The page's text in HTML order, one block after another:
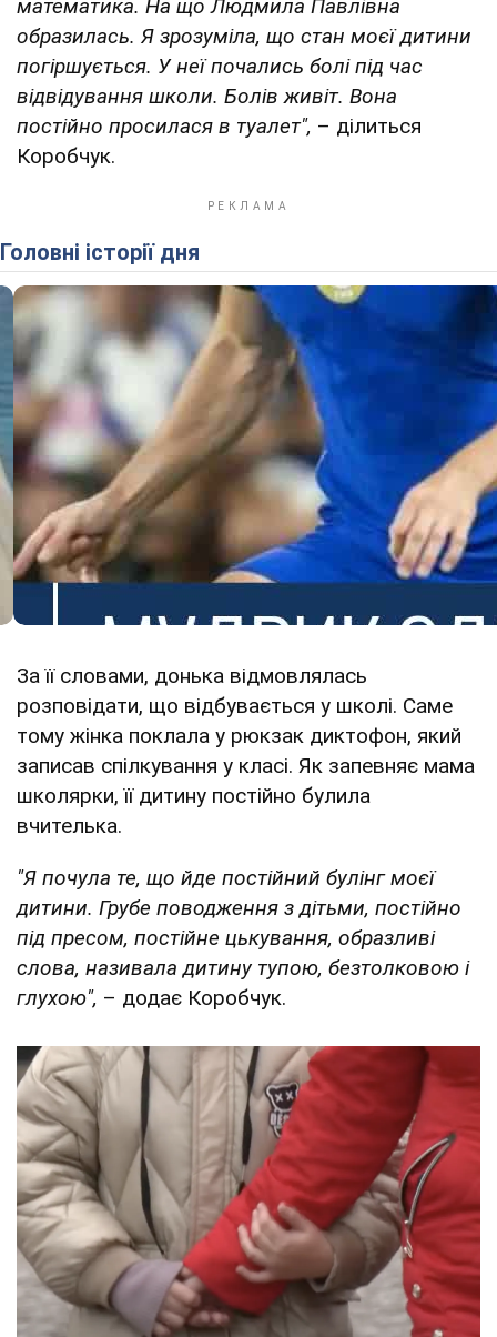
математика. На що Людмила Павлівна
образилась. Я зрозуміла, що стан моєї дитини
погіршується. У неї почались болі під час
відвідування школи. Болів живіт. Вона
постійно просилася в туалет", – ділиться
Коробчук.
Головні історії дня
За її словами, донька відмовлялась
розповідати, що відбувається у школі. Саме
тому жінка поклала у рюкзак диктофон, який
записав спілкування у класі. Як запевняє мама
школярки, її дитину постійно булила
вчителька.
"Я почула те, що йде постійний булінг моєї
дитини. Грубе поводження з дітьми, постійно
під пресом, постійне цькування, образливі
слова, називала дитину тупою, безтолковою і
глухою", – додає Коробчук.